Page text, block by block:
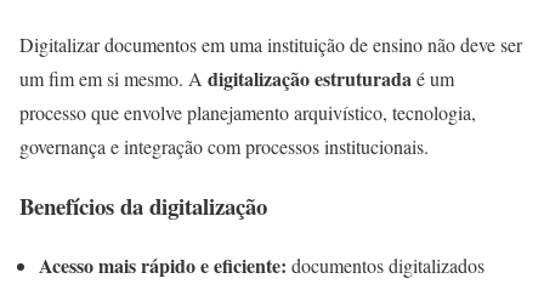
Digitalizar documentos em uma instituição de ensino não deve ser
um fim em si mesmo. A digitalização estruturadaé um
processo que envolve planejamento arquivístico, tecnologia,
governança e integração com processos institucionais.
Benefícios da digitalização
Acesso mais rápido e eficiente: documentos digitalizados